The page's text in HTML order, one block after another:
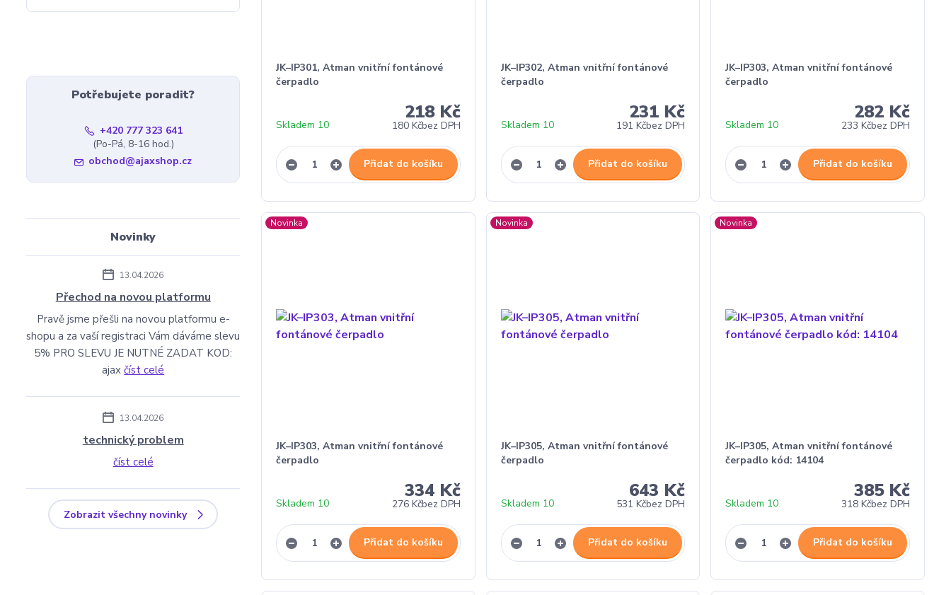
JK–IP301, Atman vnitřní fontánové
čerpadlo
218 Kč
180 Kčbez DPH
Skladem 10
Přidat do košíku
JK–IP302, Atman vnitřní fontánové
čerpadlo
231 Kč
191 Kčbez DPH
Skladem 10
Přidat do košíku
JK–IP303, Atman vnitřní fontánové
čerpadlo
282 Kč
233 Kčbez DPH
Skladem 10
Přidat do košíku
Novinka
JK–IP303, Atman vnitřní fontánové
čerpadlo
334 Kč
276 Kčbez DPH
Skladem 10
Přidat do košíku
Novinka
JK–IP305, Atman vnitřní fontánové
čerpadlo
643 Kč
531 Kčbez DPH
Skladem 10
Přidat do košíku
Novinka
JK–IP305, Atman vnitřní fontánové
čerpadlo kód: 14104
385 Kč
318 Kčbez DPH
Skladem 10
Přidat do košíku
Potřebujete poradit?
+420 777 323 641
(Po-Pá, 8-16 hod.)
obchod@ajaxshop.cz
Novinky
13.04.2026
Přechod na novou platformu
Pravě jsme přešli na novou platformu e-
shopu a za vaší registraci Vám dáváme slevu
5% PRO SLEVU JE NUTNÉ ZADAT KOD:
ajaxčíst celé
13.04.2026
technický problem
číst celé
Zobrazit všechny novinky